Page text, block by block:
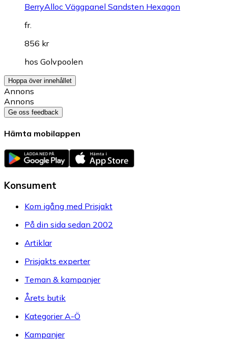
BerryAlloc Väggpanel Sandsten Hexagon
fr.
856 kr
hos Golvpoolen
Hoppa över innehållet
Annons
Annons
Ge oss feedback
Hämta mobilappen
Konsument
Kom igång med Prisjakt
På din sida sedan 2002
Artiklar
Prisjakts experter
Teman & kampanjer
Årets butik
Kategorier A-Ö
Kampanjer